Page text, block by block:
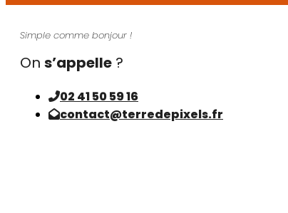
Simple comme bonjour !
On s’appelle ?
02 41 50 59 16
contact@terredepixels.fr